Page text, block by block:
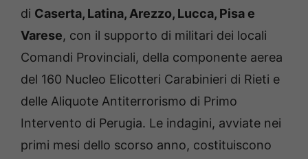
di Caserta, Latina, Arezzo, Lucca, Pisa e
Varese, con il supporto di militari dei locali
Comandi Provinciali, della componente aerea
del 160 Nucleo Elicotteri Carabinieri di Rieti e
delle Aliquote Antiterrorismo di Primo
Intervento di Perugia. Le indagini, avviate nei
primi mesi dello scorso anno, costituiscono